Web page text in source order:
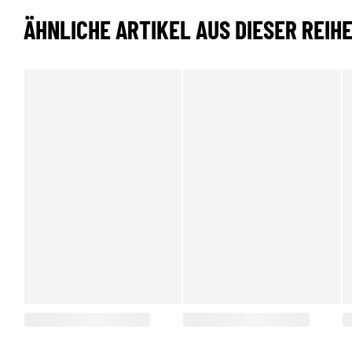
ÄHNLICHE ARTIKEL AUS DIESER REIHE